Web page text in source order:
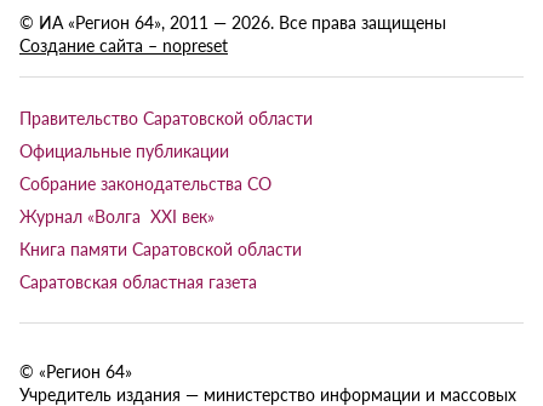
© ИА «Регион 64», 2011 — 2026. Все права защищены
Создание сайта – nopreset
Правительство Саратовской области
Официальные публикации
Собрание законодательства СО
Журнал «Волга XXI век»
Книга памяти Саратовской области
Саратовская областная газета
© «Регион 64»
Учредитель издания — министерство информации и массовых